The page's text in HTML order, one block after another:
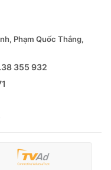
Phạm Quốc Thắng,
355 932